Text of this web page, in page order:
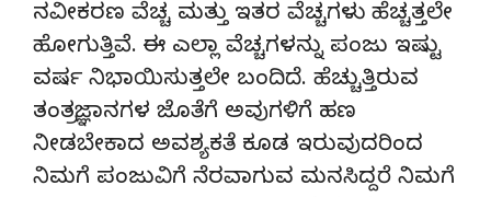
ನವೀಕರಣ ವೆಚ್ಚ ಮತ್ತು ಇತರ ವೆಚ್ಚಗಳು ಹೆಚ್ಚತ್ತಲೇ
ಹೋಗುತ್ತಿವೆ. ಈ ಎಲ್ಲಾ ವೆಚ್ಚಗಳನ್ನು ಪಂಜು ಇಷ್ಟು
ವರ್ಷ ನಿಭಾಯಿಸುತ್ತಲೇ ಬಂದಿದೆ. ಹೆಚ್ಚುತ್ತಿರುವ
ತಂತ್ರಜ್ಞಾನಗಳ ಜೊತೆಗೆ ಅವುಗಳಿಗೆ ಹಣ
ನೀಡಬೇಕಾದ ಅವಶ್ಯಕತೆ ಕೂಡ ಇರುವುದರಿಂದ
ನಿಮಗೆ ಪಂಜುವಿಗೆ ನೆರವಾಗುವ ಮನಸಿದ್ದರೆ ನಿಮಗೆ